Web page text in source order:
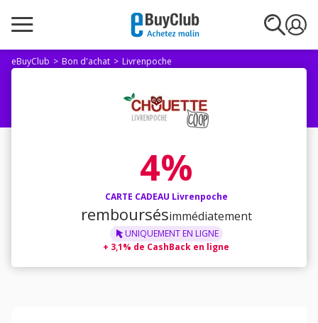
eBuyClub Bon d'achat Livrenpoche
4%
CARTE CADEAU Livrenpoche
remboursésimmédiatement
UNIQUEMENT EN LIGNE
+ 3,1% de CashBack en ligne